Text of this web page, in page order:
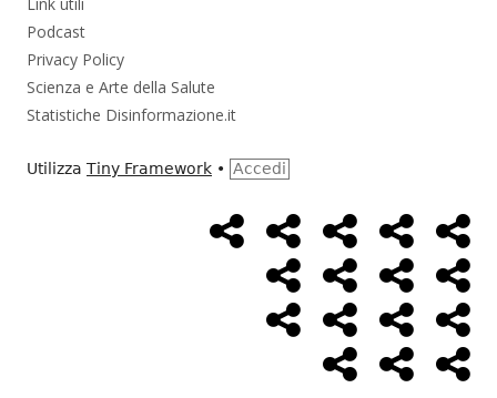
Podcast
Privacy Policy
Scienza e Arte della Salute
Statistiche Disinformazione.it
Utilizza Tiny Framework • Accedi
MenùHome
Page
Alimentazione
AmbienteBambini
Cancro ControlloEconomia
FarmaciMassoneriaNWO
Salute Storia